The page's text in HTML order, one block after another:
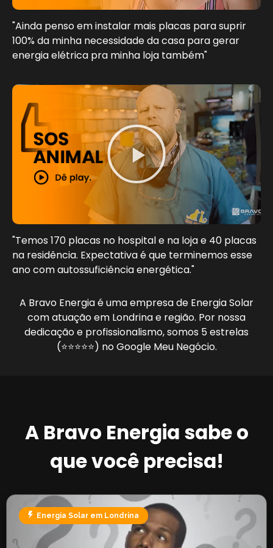
"Ainda penso em instalar mais placas para suprir
100% da minha necessidade da casa para gerar
energia elétrica pra minha loja também"
"Temos 170 placas no hospital e na loja e 40 placas
na residência. Expectativa é que terminemos esse
ano com autossuficiência energética."
A Bravo Energia é uma empresa de Energia Solar
com atuação em Londrina e região. Por nossa
dedicação e profissionalismo, somos 5 estrelas
(⭐⭐⭐⭐⭐) no Google Meu Negócio.
A Bravo Energia sabe o
que você precisa!
Energia Solar em Londrina